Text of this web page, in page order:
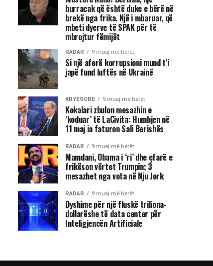
burracak që është duke e bërë në
brekë nga frika. Një i mbaruar, që
mbeti dyerve të SPAK për të
mbrojtur fëmijët
RADAR 9 muaj më herët
Si një aferë korrupsioni mund t’i
japë fund luftës në Ukrainë
KRYESORE 9 muaj më herët
Kokalari zbulon mesazhin e
‘koduar’ të LaCivita: Humbjen në
11 maj ia faturon Sali Berishës
RADAR 9 muaj më herët
Mamdani, Obama i ‘ri’ dhe çfarë e
frikëson vërtet Trumpin; 3
mesazhet nga vota në Nju Jork
RADAR 9 muaj më herët
Dyshime për një fluskë triliona-
dollarëshe të data center për
Inteligjencën Artificiale